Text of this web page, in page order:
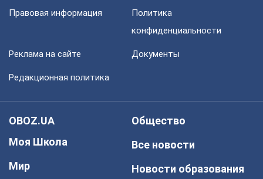
Правовая информация
Политика
конфиденциальности
Реклама на сайте Документы
Редакционная политика
OBOZ.UA
Моя Школа
Мир
Общество
Все новости
Новости образования